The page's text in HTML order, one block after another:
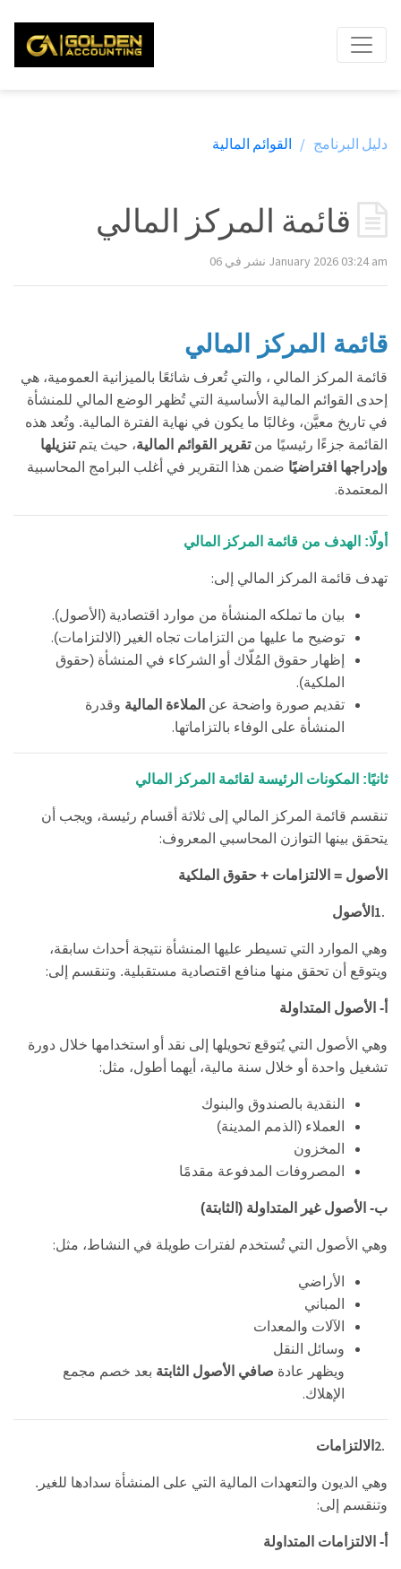
دليل البرنامج / القوائم المالية
نشر في 06 January 2026 03:24 am
قائمة المركز المالي
قائمة المركز المالي ، والتي تُعرف شائعًا بالميزانية العمومية، هي
إحدى القوائم المالية الأساسية التي تُظهر الوضع المالي للمنشأة
في تاريخ معيَّن، وغالبًا ما يكون في نهاية الفترة المالية. وتُعد هذه
القائمة جزءًا رئيسيًا منتقرير القوائم المالية، حيث يتمتنزيلها
وإدراجها افتراضيًا ضمن هذا التقرير في أغلب البرامج المحاسبية
المعتمدة.
أولًا: الهدف من قائمة المركز المالي
تهدف قائمة المركز المالي إلى:
بيان ما تملكه المنشأة من موارد اقتصادية (الأصول).
توضيح ما عليها من التزامات تجاه الغير (الالتزامات).
إظهار حقوق المُلّاك أو الشركاء في المنشأة (حقوق
الملكية).
تقديم صورة واضحة عن الملاءة المالية وقدرة
المنشأة على الوفاء بالتزاماتها.
ثانيًا: المكونات الرئيسة لقائمة المركز المالي
تنقسم قائمة المركز المالي إلى ثلاثة أقسام رئيسة، ويجب أن
يتحقق بينها التوازن المحاسبي المعروف:
الأصول = الالتزامات + حقوق الملكية
1. الأصول
وهي الموارد التي تسيطر عليها المنشأة نتيجة أحداث سابقة،
ويتوقع أن تحقق منها منافع اقتصادية مستقبلية. وتنقسم إلى:
أ- الأصول المتداولة
وهي الأصول التي يُتوقع تحويلها إلى نقد أو استخدامها خلال دورة
تشغيل واحدة أو خلال سنة مالية، أيهما أطول، مثل:
النقدية بالصندوق والبنوك
العملاء (الذمم المدينة)
المخزون
المصروفات المدفوعة مقدمًا
ب- الأصول غير المتداولة (الثابتة)
وهي الأصول التي تُستخدم لفترات طويلة في النشاط، مثل:
الأراضي
المباني
الآلات والمعدات
وسائل النقل
ويظهر عادة صافي الأصول الثابتة بعد خصم مجمع
الإهلاك.
2. الالتزامات
وهي الديون والتعهدات المالية التي على المنشأة سدادها للغير.
وتنقسم إلى:
أ- الالتزامات المتداولة